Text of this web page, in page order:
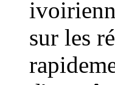
sur les